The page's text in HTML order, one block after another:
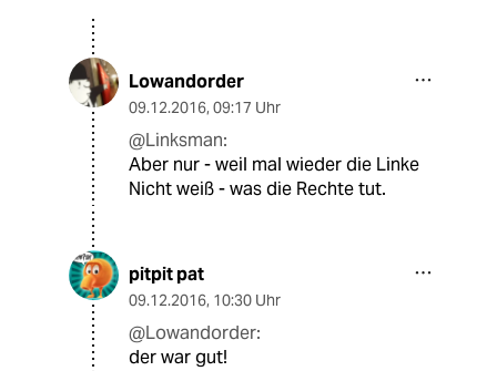
Lowandorder
09.12.2016, 09:17 Uhr
@Linksman:
Aber nur - weil mal wieder die Linke
Nicht weiß - was die Rechte tut.
pitpit pat
09.12.2016, 10:30 Uhr
@Lowandorder:
der war gut!